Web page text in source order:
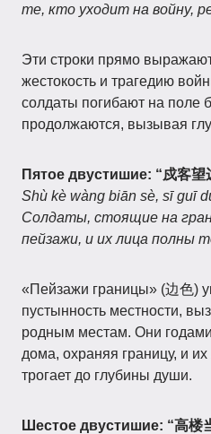
те, кто уходит на войну,
Эти строки прямо
жестокость и трагедию
солдаты погибают на поле
продолжаются, вызывая
Пятое двустишие: “戍客望
Shù kè wàng biān sè, sī guī
Солдаты, стоящие на
пейзажи, и их лица полны
«Пейзажи границы» (边色)
пустынность местности,
родным местам. Они
дома, охраняя границу, и
трогает до глубины души.
Шестое двустишие: “高楼